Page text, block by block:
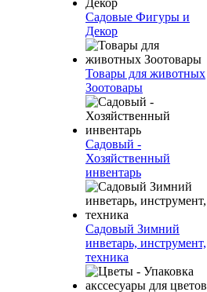
Садовые Фигуры и
Декор
Товары для животных
Зоотовары
Садовый -
Хозяйственный
инвентарь
Садовый Зимний
инветарь, инструмент,
техника